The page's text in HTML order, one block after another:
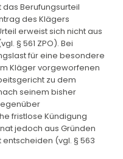
Berufungsurteil
des Klägers
erweist sich nicht aus
§ 561 ZPO). Bei
für eine besondere
Kläger vorgeworfenen
zu dem
seinem bisher
fristlose Kündigung
jedoch aus Gründen
(vgl. § 563